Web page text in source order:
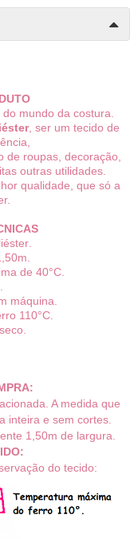
mundo da costura.
, ser um tecido de
de roupas, decoração,
outras utilidades.
qualidade, que só a
de 40°C.
máquina.
110°C.
A medida que
inteira e sem cortes.
1,50m de largura.
do tecido: